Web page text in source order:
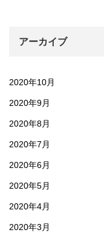
アーカイブ
2020年10月
2020年9月
2020年8月
2020年7月
2020年6月
2020年5月
2020年4月
2020年3月